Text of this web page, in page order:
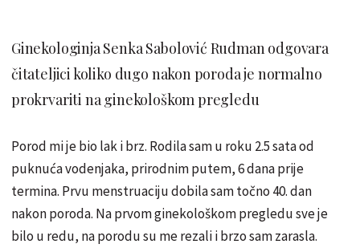
Ginekologinja Senka Sabolović Rudman odgovara
čitateljici koliko dugo nakon poroda je normalno
prokrvariti na ginekološkom pregledu
Porod mi je bio lak i brz. Rodila sam u roku 2.5 sata od
puknuća vodenjaka, prirodnim putem, 6 dana prije
termina. Prvu menstruaciju dobila sam točno 40. dan
nakon poroda. Na prvom ginekološkom pregledu sve je
bilo u redu, na porodu su me rezali i brzo sam zarasla.